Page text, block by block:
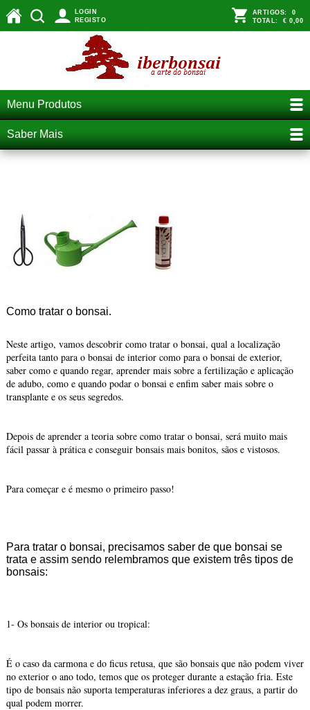
LOGIN
REGISTO
ARTIGOS: 0
TOTAL: € 0,00
Menu Produtos
Saber Mais
Como tratar o bonsai.
Neste artigo, vamos descobrir como tratar o bonsai, qual a localização
perfeita tanto para o bonsai de interior como para o bonsai de exterior,
saber como e quando regar, aprender mais sobre a fertilização e aplicação
de adubo, como e quando podar o bonsai e enfim saber mais sobre o
transplante e os seus segredos.
Depois de aprender a teoria sobre como tratar o bonsai, será muito mais
fácil passar à prática e conseguir bonsais mais bonitos, sãos e vistosos.
Para começar e é mesmo o primeiro passo!
Para tratar o bonsai, precisamos saber de que bonsai se
trata e assim sendo relembramos que existem três tipos de
bonsais:
1- Os bonsais de interior ou tropical:
É o caso da carmona e do ficus retusa, que são bonsais que não podem viver
no exterior o ano todo, temos que os proteger durante a estação fria. Este
tipo de bonsais não suporta temperaturas inferiores a dez graus, a partir do
qual podem morrer.